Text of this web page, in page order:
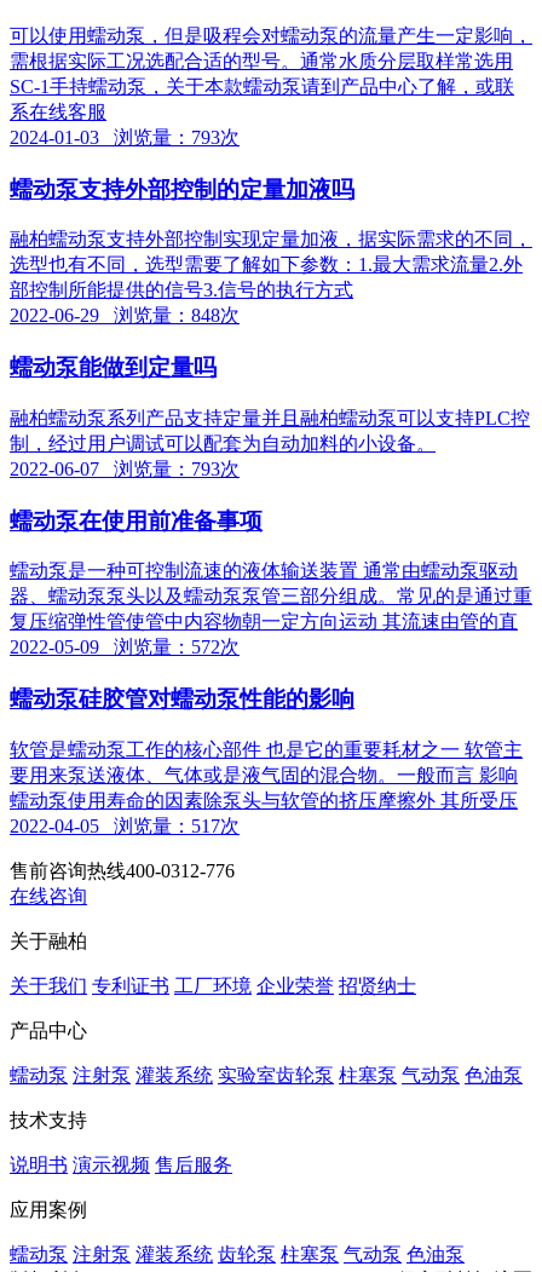
可以使用蠕动泵，但是吸程会对蠕动泵的流量产生一定影响，
需根据实际工况选配合适的型号。通常水质分层取样常选用
SC-1手持蠕动泵，关于本款蠕动泵请到产品中心了解，或联
系在线客服
2024-01-03 浏览量：793次
蠕动泵支持外部控制的定量加液吗
融柏蠕动泵支持外部控制实现定量加液，据实际需求的不同，
选型也有不同，选型需要了解如下参数：1.最大需求流量2.外
部控制所能提供的信号3.信号的执行方式
2022-06-29 浏览量：848次
蠕动泵能做到定量吗
融柏蠕动泵系列产品支持定量并且融柏蠕动泵可以支持PLC控
制，经过用户调试可以配套为自动加料的小设备。
2022-06-07 浏览量：793次
蠕动泵在使用前准备事项
蠕动泵是一种可控制流速的液体输送装置 通常由蠕动泵驱动
器、蠕动泵泵头以及蠕动泵泵管三部分组成。常见的是通过重
复压缩弹性管使管中内容物朝一定方向运动 其流速由管的直
2022-05-09 浏览量：572次
蠕动泵硅胶管对蠕动泵性能的影响
软管是蠕动泵工作的核心部件 也是它的重要耗材之一 软管主
要用来泵送液体、气体或是液气固的混合物。一般而言 影响
蠕动泵使用寿命的因素除泵头与软管的挤压摩擦外 其所受压
2022-04-05 浏览量：517次
售前咨询热线400-0312-776
在线咨询
关于融柏
关于我们 专利证书 工厂环境 企业荣誉 招贤纳士
产品中心
蠕动泵 注射泵 灌装系统 实验室齿轮泵 柱塞泵 气动泵 色油泵
技术支持
说明书 演示视频 售后服务
应用案例
蠕动泵 注射泵 灌装系统 齿轮泵 柱塞泵 气动泵 色油泵